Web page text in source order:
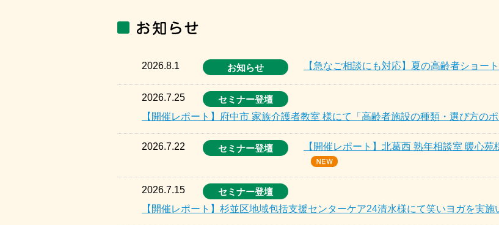
2026.8.1 お知らせ 【急なご相談にも対応】夏の高齢者ショー
2026.7.25
セミナー登壇
【開催レポート】府中市 家族介護者教室 様にて「高齢者施設の種類・選び方の
2026.7.22 セミナー登壇 【開催レポート】北葛西 熟年相談室 暖心
2026.7.15
セミナー登壇
【開催レポート】杉並区地域包括支援センターケア24清水様にて笑いヨガを実施